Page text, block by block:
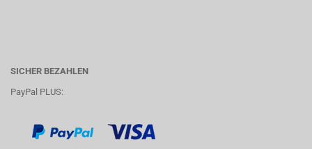
SICHER BEZAHLEN
PayPal PLUS: